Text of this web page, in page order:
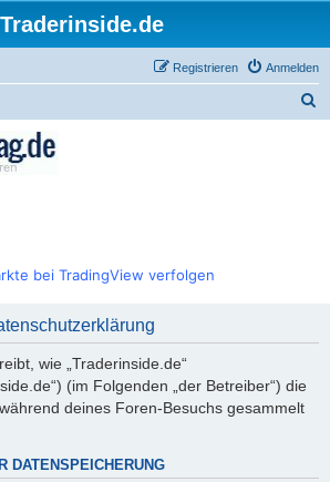
Traderinside.de
Anmelden
Registrieren
bei TradingView verfolgen
wie „Traderinside.de“
(im Folgenden „der Betreiber“) die
deines Foren-Besuchs gesammelt
DATENSPEICHERUNG